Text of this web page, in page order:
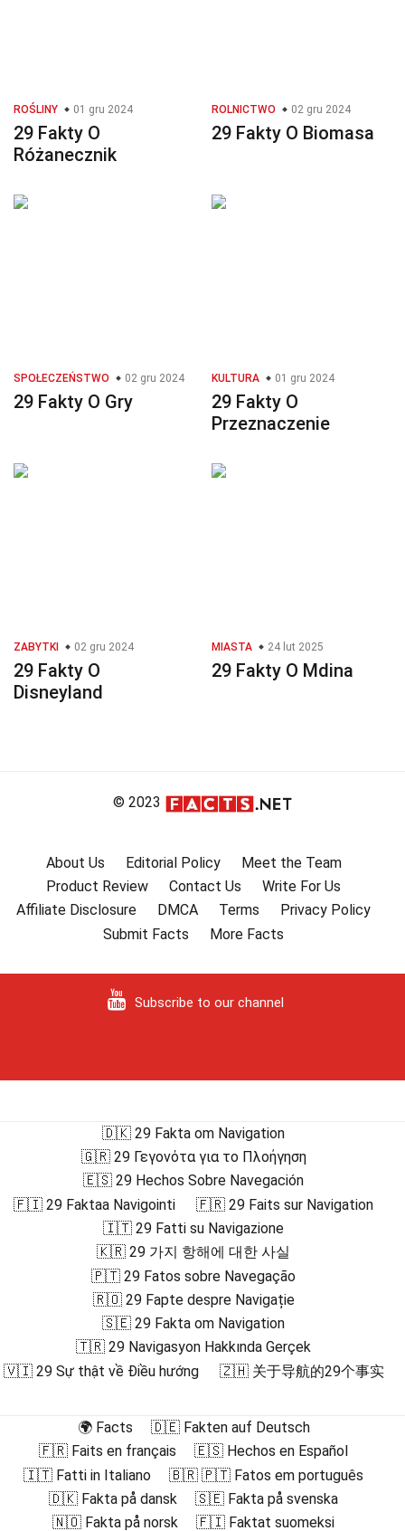
ROŚLINY 01 gru 2024
29 Fakty O
Różanecznik
ROLNICTWO 02 gru 2024
29 Fakty O Biomasa
SPOŁECZEŃSTWO 02 gru 2024
29 Fakty O Gry
KULTURA 01 gru 2024
29 Fakty O
Przeznaczenie
ZABYTKI 02 gru 2024
29 Fakty O
Disneyland
MIASTA 24 lut 2025
29 Fakty O Mdina
© 2023
About Us Editorial Policy
Meet the Team
Product Review
Contact Us
Write For Us
Affiliate Disclosure
DMCA Terms
Privacy Policy
Submit Facts
More Facts
Subscribe to our channel
🇩🇰 29 Fakta om Navigation
🇬🇷 29 Γεγονότα για το Πλοήγηση
🇪🇸 29 Hechos Sobre Navegación
🇫🇮 29 Faktaa Navigointi
🇫🇷 29 Faits sur Navigation
🇮🇹 29 Fatti su Navigazione
🇰🇷 29 가지 항해에 대한 사실
🇵🇹 29 Fatos sobre Navegação
🇷🇴 29 Fapte despre Navigație
🇸🇪 29 Fakta om Navigation
🇹🇷 29 Navigasyon Hakkında Gerçek
🇻🇮 29 Sự thật về Điều hướng
🇿🇭 关于导航的29个事实
🌍 Facts
🇩🇪 Fakten auf Deutsch
🇫🇷 Faits en français
🇪🇸 Hechos en Español
🇮🇹 Fatti in Italiano
🇧🇷 🇵🇹 Fatos em português
🇩🇰 Fakta på dansk
🇸🇪 Fakta på svenska
🇳🇴 Fakta på norsk
🇫🇮 Faktat suomeksi